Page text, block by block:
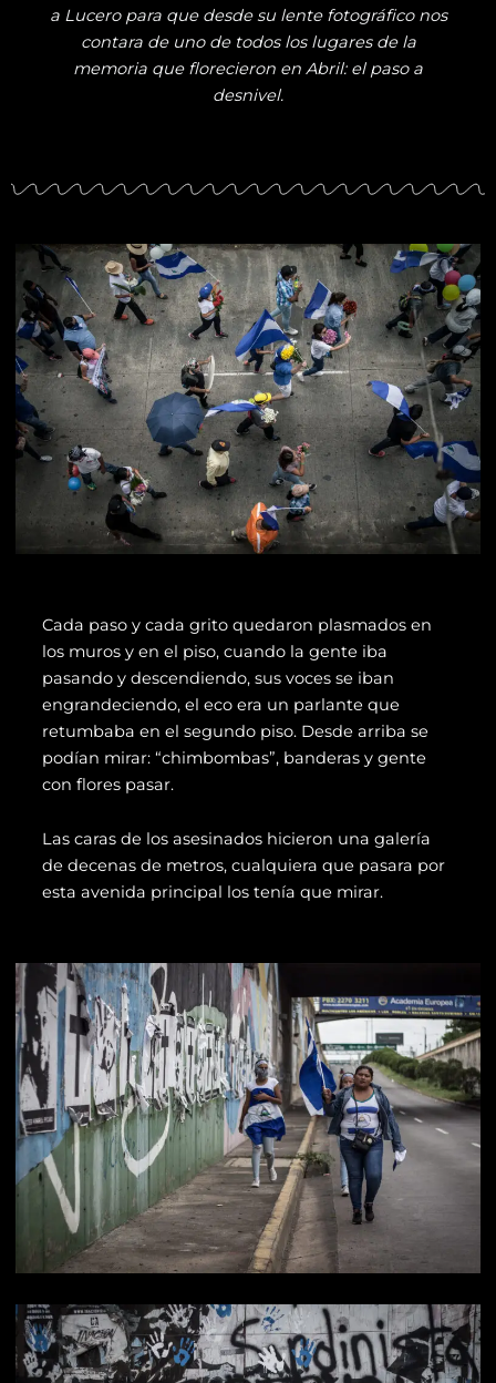
a Lucero para que desde su lente fotográfico nos
contara de uno de todos los lugares de la
memoria que florecieron en Abril: el paso a
desnivel.
Cada paso y cada grito quedaron plasmados en
los muros y en el piso, cuando la gente iba
pasando y descendiendo, sus voces se iban
engrandeciendo, el eco era un parlante que
retumbaba en el segundo piso. Desde arriba se
podían mirar: “chimbombas”, banderas y gente
con flores pasar.
Las caras de los asesinados hicieron una galería
de decenas de metros, cualquiera que pasara por
esta avenida principal los tenía que mirar.